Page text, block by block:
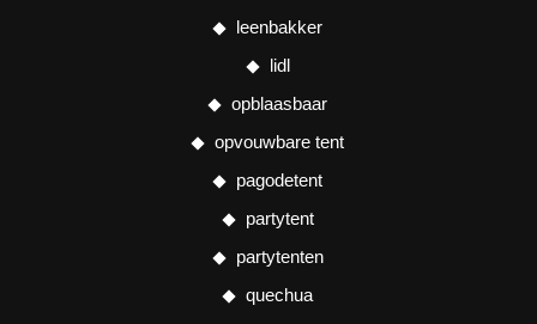
leenbakker
lidl
opblaasbaar
opvouwbare tent
pagodetent
partytent
partytenten
quechua